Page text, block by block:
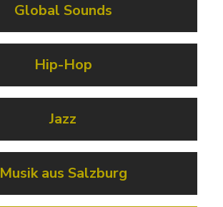
Global Sounds
Hip-Hop
Jazz
Musik aus Salzburg